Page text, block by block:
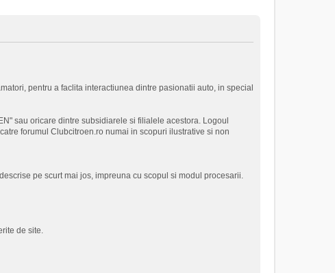
pentru a faclita interactiunea dintre pasionatii auto, in special
sau oricare dintre subsidiarele si filialele acestora. Logoul
forumul Clubcitroen.ro numai in scopuri ilustrative si non
pe scurt mai jos, impreuna cu scopul si modul procesarii.
de site.